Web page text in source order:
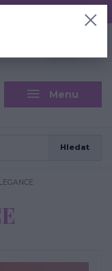
dní.
Menu
Hledat